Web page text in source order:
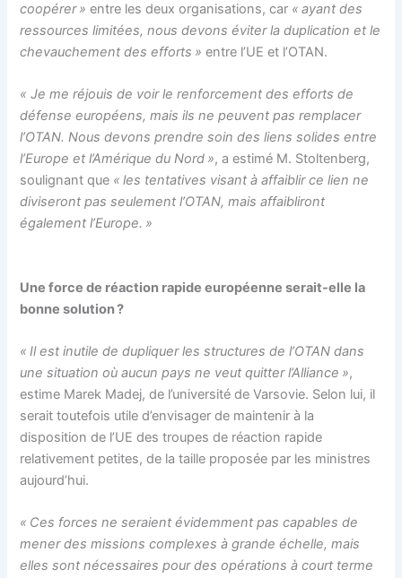
coopérer » entre les deux organisations, car « ayant des
ressources limitées, nous devons éviter la duplication et le
chevauchement des efforts » entre l’UE et l’OTAN.
« Je me réjouis de voir le renforcement des efforts de
défense européens, mais ils ne peuvent pas remplacer
l’OTAN. Nous devons prendre soin des liens solides entre
l’Europe et l’Amérique du Nord », a estimé M. Stoltenberg,
soulignant que « les tentatives visant à affaiblir ce lien ne
diviseront pas seulement l’OTAN, mais affaibliront
également l’Europe. »
Une force de réaction rapide européenne serait-elle la
bonne solution ?
« Il est inutile de dupliquer les structures de l’OTAN dans
une situation où aucun pays ne veut quitter l’Alliance »,
estime Marek Madej, de l’université de Varsovie. Selon lui, il
serait toutefois utile d’envisager de maintenir à la
disposition de l’UE des troupes de réaction rapide
relativement petites, de la taille proposée par les ministres
aujourd’hui.
« Ces forces ne seraient évidemment pas capables de
mener des missions complexes à grande échelle, mais
elles sont nécessaires pour des opérations à court terme